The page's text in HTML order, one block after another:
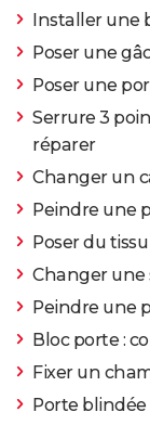
Installer une
Poser une
Poser une
Serrure 3
réparer
Changer un
Peindre une
Poser du
Changer une
Peindre une
Bloc porte :
Fixer un
Porte